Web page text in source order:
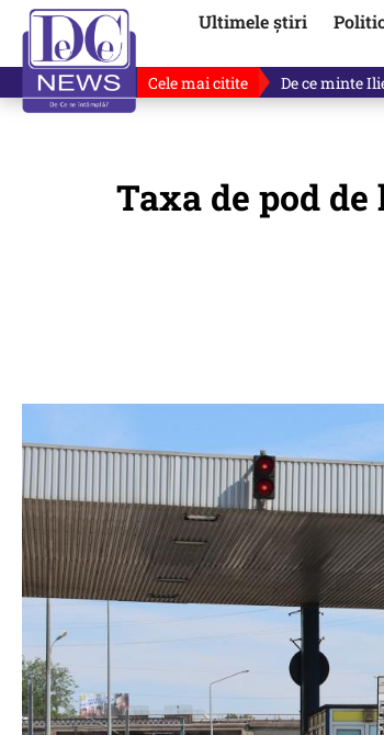
Ultimele știri
Cele mai citite De ce a
Taxa de pod